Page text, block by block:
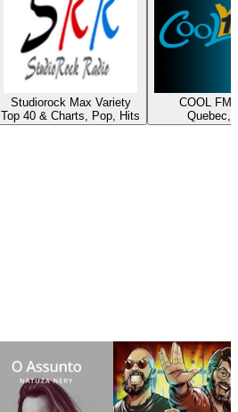
Studiorock Max Variety
Top 40 & Charts, Pop, Hits
COOL FM
Quebec,